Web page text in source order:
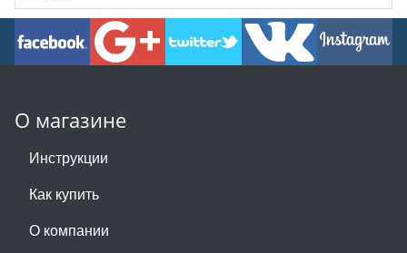
О магазине
Инструкции
Как купить
О компании